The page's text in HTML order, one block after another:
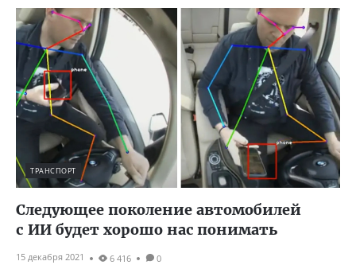
ТРАНСПОРТ
Следующее поколение автомобилей
с ИИ будет хорошо нас понимать
15 декабря 2021 6 416 0